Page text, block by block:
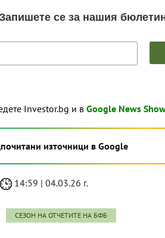
Investor.bg и в Google News
източници в Google
14:59 | 04.03.26 г.
СЕЗОН НА ОТЧЕТИТЕ НА БФБ